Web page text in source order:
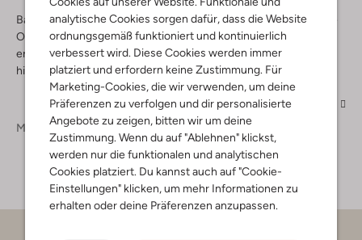
analytische Cookies sorgen dafür, dass die Website
ordnungsgemäß funktioniert und kontinuierlich
verbessert wird. Diese Cookies werden immer
platziert und erfordern keine Zustimmung. Für
Marketing-Cookies, die wir verwenden, um deine
Präferenzen zu verfolgen und dir personalisierte
Angebote zu zeigen, bitten wir um deine
Zustimmung. Wenn du auf "Ablehnen" klickst,
werden nur die funktionalen und analytischen
Cookies platziert. Du kannst auch auf "Cookie-
Einstellungen" klicken, um mehr Informationen zu
erhalten oder deine Präferenzen anzupassen.
Ballerinas für Mädchen zeichnen sich durch eine mädchenhafte
Optik aus, die durch verspielte Verzierungen und bunte Farben
erzeugt wird. Wenn Du nach solchen Modellen suchst, wirst Du
hier Deinen Favoriten ganz sicher schnell finden können.
Mädchen
Schuhe Ballerinas